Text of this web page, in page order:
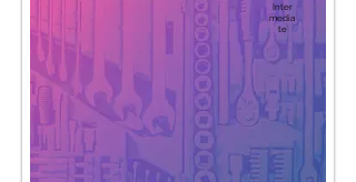
Inter
media
te